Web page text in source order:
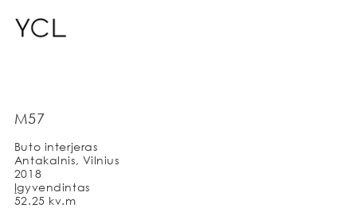
M57
Buto interjeras
Antakalnis, Vilnius
2018
Įgyvendintas
52.25 kv.m